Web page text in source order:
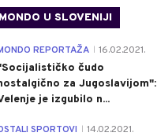
MONDO U SLOVENIJI
REPORTAŽA 16.02.2021.
čudo
za Jugoslavijom":
je izgubilo n...
SPORTOVI 14.02.2021.